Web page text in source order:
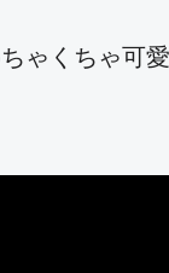
ゃくちゃ可